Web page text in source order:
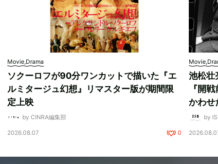
Movie,Drama
ソクーロフが90分ワンカットで描いた『エ
ルミタージュ幻想』リマスター版が期間限
定上映
by CINRA編集部
2026.08.07 0
池松壮
『開
かわせ
by